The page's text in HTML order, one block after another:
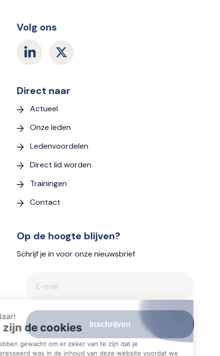
Volg ons
Direct naar
Actueel
Onze leden
Ledenvoordelen
Direct lid worden
Trainingen
Contact
Op de hoogte blijven?
Schrijf je in voor onze nieuwsbrief